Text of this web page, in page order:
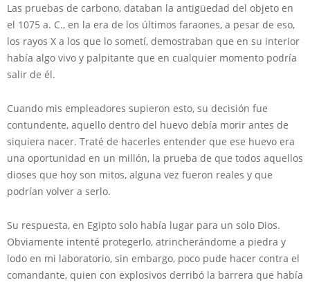
Las pruebas de carbono, databan la antigüedad del objeto en
el 1075 a. C., en la era de los últimos faraones, a pesar de eso,
los rayos X a los que lo sometí, demostraban que en su interior
había algo vivo y palpitante que en cualquier momento podría
salir de él.
Cuando mis empleadores supieron esto, su decisión fue
contundente, aquello dentro del huevo debía morir antes de
siquiera nacer. Traté de hacerles entender que ese huevo era
una oportunidad en un millón, la prueba de que todos aquellos
dioses que hoy son mitos, alguna vez fueron reales y que
podrían volver a serlo.
Su respuesta, en Egipto solo había lugar para un solo Dios.
Obviamente intenté protegerlo, atrincherándome a piedra y
lodo en mi laboratorio, sin embargo, poco pude hacer contra el
comandante, quien con explosivos derribó la barrera que había